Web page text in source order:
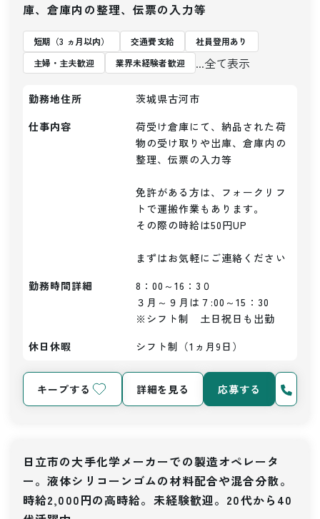
庫、倉庫内の整理、伝票の入力等
短期（3 ヵ月以内） 交通費支給
社員登用あり
主婦・主夫歓迎
業界未経験者歓迎 ...全て表示
勤務地住所
茨城県古河市
仕事内容
荷受け倉庫にて、納品された荷
物の受け取りや出庫、倉庫内の
整理、伝票の入力等
免許がある方は、フォークリフ
トで運搬作業もあります。
その際の時給は50円UP
まずはお気軽にご連絡ください
勤務時間詳細
8：00～16：3０
３月～９月は７:00～15：30
※シフト制　土日祝日も出勤
休日休暇
シフト制（1ヵ月9日）
キープする 詳細を見る 応募する
日立市の大手化学メーカーでの製造オペレータ
ー。液体シリコーンゴムの材料配合や混合分散。
時給2,000円の高時給。未経験歓迎。20代から40